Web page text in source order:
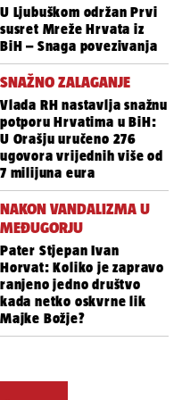
U Ljubuškom održan Prvi
susret Mreže Hrvata iz
BiH – Snaga povezivanja
SNAŽNO ZALAGANJE
Vlada RH nastavlja snažnu
potporu Hrvatima u BiH:
U Orašju uručeno 276
ugovora vrijednih više od
7 milijuna eura
NAKON VANDALIZMA U
MEĐUGORJU
Pater Stjepan Ivan
Horvat: Koliko je zapravo
ranjeno jedno društvo
kada netko oskvrne lik
Majke Božje?